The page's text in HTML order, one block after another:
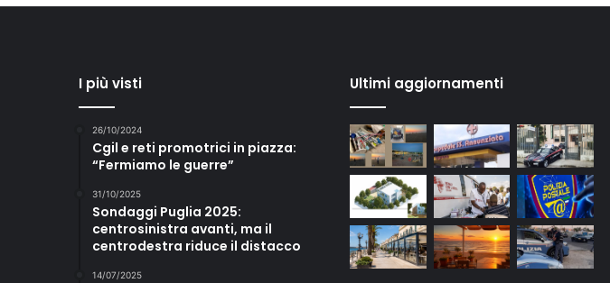
I più visti
26/10/2024
Cgil e reti promotrici in piazza:
“Fermiamo le guerre”
31/10/2025
Sondaggi Puglia 2025:
centrosinistra avanti, ma il
centrodestra riduce il distacco
14/07/2025
Ultimi aggiornamenti